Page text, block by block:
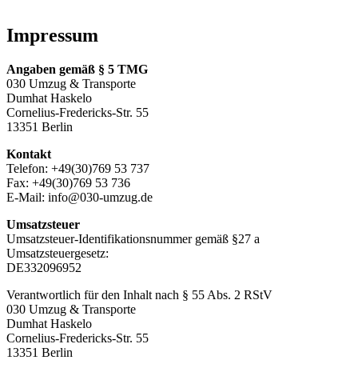
Impressum
Angaben gemäß § 5 TMG
030 Umzug & Transporte
Dumhat Haskelo
Cornelius-Fredericks-Str. 55
13351 Berlin
Kontakt
Telefon: +49(30)769 53 737
Fax: +49(30)769 53 736
E-Mail: info@030-umzug.de
Umsatzsteuer
Umsatzsteuer-Identifikationsnummer gemäß §27 a
Umsatzsteuergesetz:
DE332096952
Verantwortlich für den Inhalt nach § 55 Abs. 2 RStV
030 Umzug & Transporte
Dumhat Haskelo
Cornelius-Fredericks-Str. 55
13351 Berlin